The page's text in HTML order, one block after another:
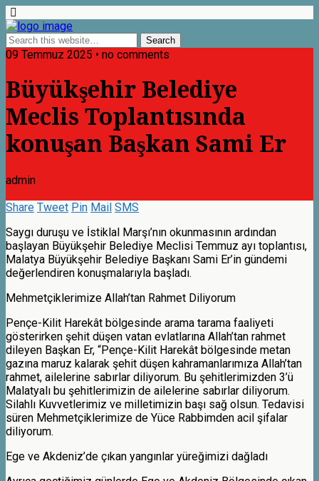
09 Temmuz 2025 • no comments
Büyükşehir Belediye
Meclis Toplantısında
konuşan Başkan Sami Er
admin
Share Tweet Pin Mail SMS
Saygı duruşu ve İstiklal Marşı’nın okunmasının ardından
başlayan Büyükşehir Belediye Meclisi Temmuz ayı toplantısı,
Malatya Büyükşehir Belediye Başkanı Sami Er’in gündemi
değerlendiren konuşmalarıyla başladı.
Mehmetçiklerimize Allah’tan Rahmet Diliyorum
Pençe-Kilit Harekât bölgesinde arama tarama faaliyeti
gösterirken şehit düşen vatan evlatlarına Allah’tan rahmet
dileyen Başkan Er, “Pençe-Kilit Harekât bölgesinde metan
gazına maruz kalarak şehit düşen kahramanlarımıza Allah’tan
rahmet, ailelerine sabırlar diliyorum. Bu şehitlerimizden 3’ü
Malatyalı bu şehitlerimizin de ailelerine sabırlar diliyorum.
Silahlı Kuvvetlerimiz ve milletimizin başı sağ olsun. Tedavisi
süren Mehmetçiklerimize de Yüce Rabbimden acil şifalar
diliyorum.
Ege ve Akdeniz’de çıkan yangınlar yüreğimizi dağladı